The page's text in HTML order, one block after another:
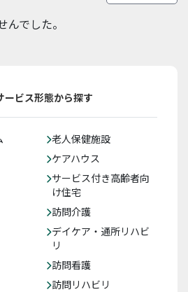
でした。
ービス形態から探す
老人保健施設
ケアハウス
サービス付き高齢者向
け住宅
訪問介護
デイケア・通所リハビ
リ
訪問看護
訪問リハビリ